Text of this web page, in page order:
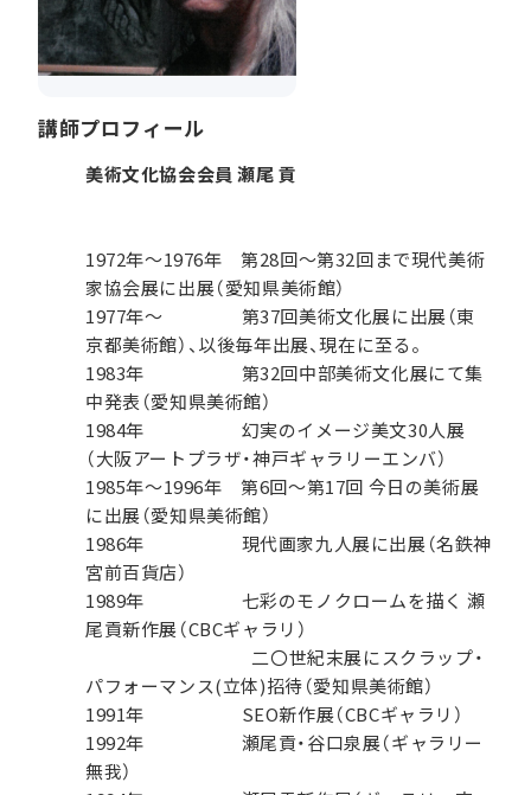
講師プロフィール
美術文化協会会員 瀬尾 貢
1972年～1976年 第28回～第32回まで現代美術
家協会展に出展（愛知県美術館）
1977年～ 第37回美術文化展に出展（東
京都美術館）、以後毎年出展、現在に至る。
1983年 第32回中部美術文化展にて集
中発表（愛知県美術館）
1984年 幻実のイメージ美文30人展
（大阪アートプラザ・神戸ギャラリーエンバ）
1985年～1996年 第6回～第17回 今日の美術展
に出展（愛知県美術館）
1986年 現代画家九人展に出展（名鉄神
宮前百貨店）
1989年 七彩のモノクロームを描く 瀬
尾貢新作展（CBCギャラリ）
二〇世紀末展にスクラップ・
パフォーマンス(立体)招待（愛知県美術館）
1991年 SEO新作展（CBCギャラリ）
1992年 瀬尾貢・谷口泉展（ギャラリー
無我）